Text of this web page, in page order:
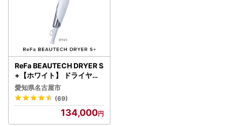
ReFa BEAUTECH DRYER S
+【ホワイト】 ドライヤー
美容 家電 ドライヤー リフ
ァ
愛知県名古屋市
(69)
134,000